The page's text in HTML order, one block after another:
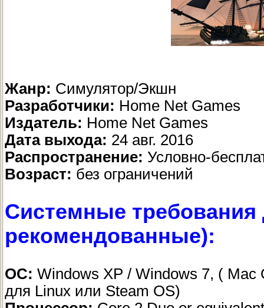
Жанр: Симулятор/Экшн
Разработчики: Home Net Games
Издатель: Home Net Games
Дата выхода: 24 авг. 2016
Распространение: Условно-
Возраст: без ограничений
Системные
рекомендованные):
ОС: Windows XP / Windows 7, ( Mac
для Linux или Steam OS)